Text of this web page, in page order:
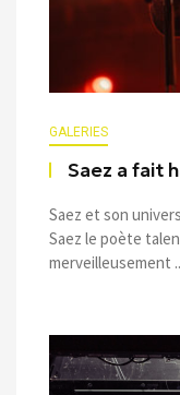
GALERIES
Saez a fait
Saez et son
Saez le poète
merveilleusement